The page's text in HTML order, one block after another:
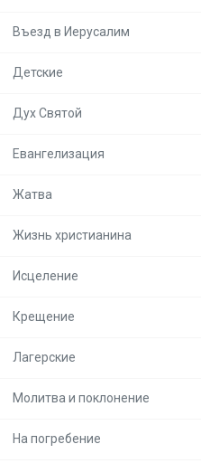
Въезд в Иерусалим
Детские
Дух Святой
Евангелизация
Жатва
Жизнь христианина
Исцеление
Крещение
Лагерские
Молитва и поклонение
На погребение